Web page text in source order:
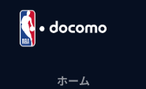
ホーム